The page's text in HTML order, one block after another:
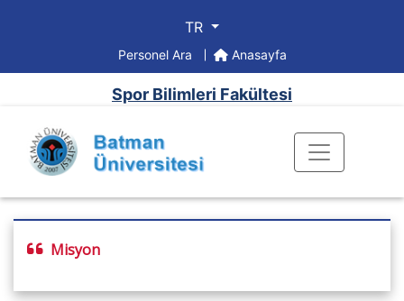
TR
Personel Ara Anasayfa
Spor Bilimleri Fakültesi
Misyon